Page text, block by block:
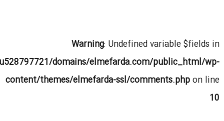
Warning: Undefined variable $fields in
domains/elmefarda.com/public_html/wp-
content/themes/elmefarda-ssl/comments.phpon line
10